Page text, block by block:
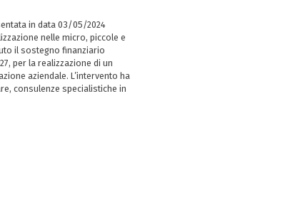
in data 03/05/2024
nelle micro, piccole e
il sostegno finanziario
per la realizzazione di un
aziendale. L’intervento ha
consulenze specialistiche in